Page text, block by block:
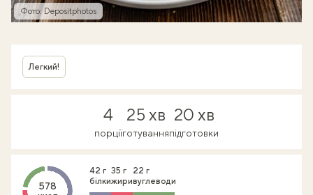
Фото: Depositphotos
Легкий!
4
порції
25 хв
готування
20 хв
підготовки
578
42 г
білки
35 г
жири
22 г
вуглеводи